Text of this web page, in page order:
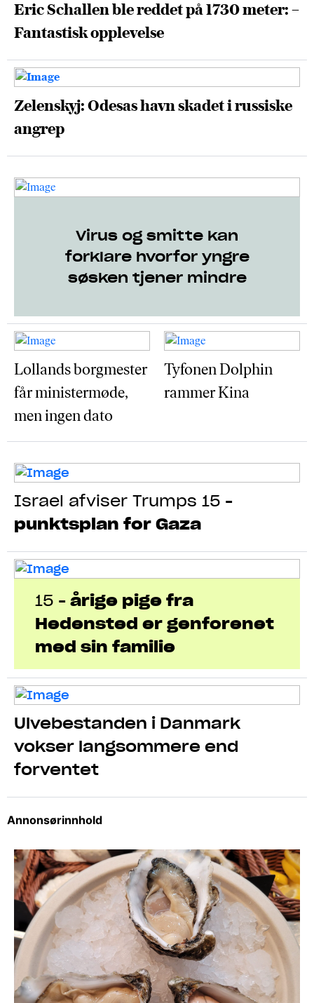
Eric Schallen ble reddet på 1730 meter: –
Fantastisk opplevelse
Zelenskyj: Odesas havn skadet i russiske
angrep
Virus og smitte kan
forklare hvorfor yngre
søsken tjener mindre
Lollands borgmester
får ministermøde,
men ingen dato
Tyfonen Dolphin
rammer Kina
Israel afviser Trumps 15 -
punktsplan for Gaza
15 - årige pige fra
Hedensted er genforenet
med sin familie
Ulvebestanden i Danmark
vokser langsommere end
forventet
Annonsørinnhold